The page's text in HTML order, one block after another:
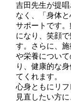
吉田先生が提
なく、「身体
サポートです
になり、笑顔
す。さらに、
や栄養につい
り、健康的な
てくれます。
心身ともにリ
見直したい方